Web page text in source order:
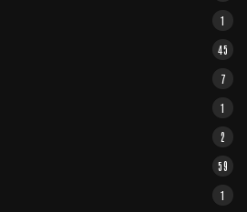
1
45
7
1
2
59
1